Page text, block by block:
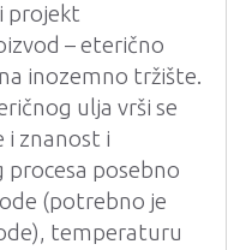
projekt
– eterično
inozemno tržište.
ulja vrši se
i znanost i
posebno
(potrebno je
temperaturu